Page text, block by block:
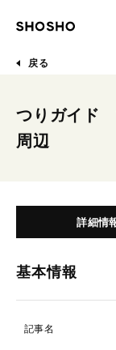
戻る
つりガイド
周辺
詳細情
基本情報
記事名